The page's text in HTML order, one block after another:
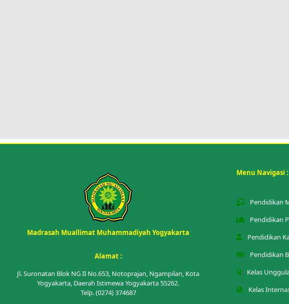
Madrasah Muallimat Muhammadiyah Yogyakarta
Alamat :
Jl. Suronatan Blok NG II No.653, Notoprajan, Ngampilan, Kota
Yogyakarta, Daerah Istimewa Yogyakarta 55262.
Telp. (0274) 374687
Menu Navigasi :
Pendidikan
Pendidikan
Pendidikan
Pendidikan
Kelas
Kelas